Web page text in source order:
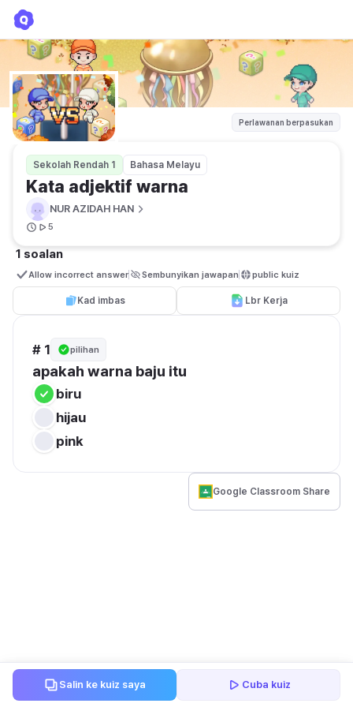
Perlawanan berpasukan
Sekolah Rendah 1 Bahasa Melayu
Kata adjektif warna
NUR AZIDAH HAN
5
1 soalan
Allow incorrect answer Sembunyikan jawapan public kuiz
Kad imbas Lbr Kerja
# 1 pilihan
apakah warna baju itu
biru
hijau
pink
Google Classroom Share
Salin ke kuiz saya Cuba kuiz